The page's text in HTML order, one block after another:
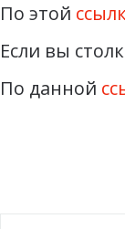
По этой
Если вы
По данной